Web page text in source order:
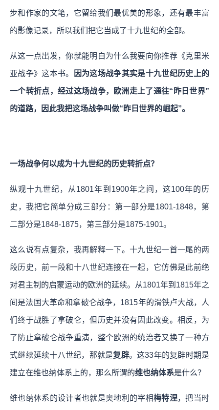
步和作家的文笔，它留给我们最优美的形象，还有最丰富
的影像记录，所以我们把它当成了十九世纪的全部。
从这一点出发，你就能明白为什么我要向你推荐《克里米
亚战争》这本书。 因为这场战争其实是十九世纪历史上的
一个转折点，经过这场战争，欧洲走上了通往“昨日世界”
的道路，因此我把这场战争叫做“昨日世界的崛起”。
一场战争何以成为十九世纪的历史转折点？
纵观十九世纪，从1801年到1900年之间，这100年的历
史，我把它简单分成三部分：第一部分是1801-1848，第
二部分是1848-1875，第三部分是1875-1901。
这么说有点复杂，我再解释一下。十九世纪一首一尾的两
段历史，前一段和十八世纪连接在一起，它仿佛是此前绝
对君主制的启蒙运动的欧洲的延续。从1801年到1815年之
间是法国大革命和拿破仑战争，1815年的滑铁卢大战，人
们终于战胜了拿破仑，但历史并没有因此改变。相反，为
了防止拿破仑战争重演，整个欧洲的统治者又换了一种方
式继续延续十八世纪，那就是复辟。这33年的复辟时期是
建立在维也纳体系上的，那么所谓的维也纳体系是什么？
维也纳体系的设计者也就是奥地利的宰相梅特涅，把当时